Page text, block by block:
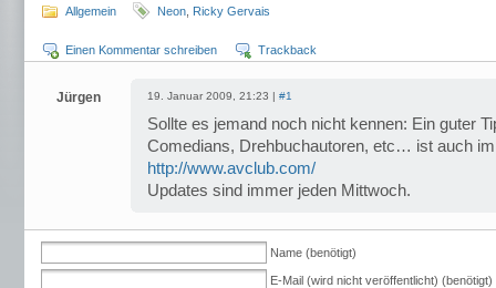
Allgemein Neon Ricky Gervais
Einen Kommentar schreiben Trackback
Jürgen 19. Januar 2009, 21:23 | #1
Sollte es jemand noch nicht kennen: Ein guter
Comedians, Drehbuchautoren, etc… ist auch
http://www.avclub.com/
Updates sind immer jeden Mittwoch.
Name (benötigt)
E-Mail (wird nicht veröffentlicht) (benötigt)